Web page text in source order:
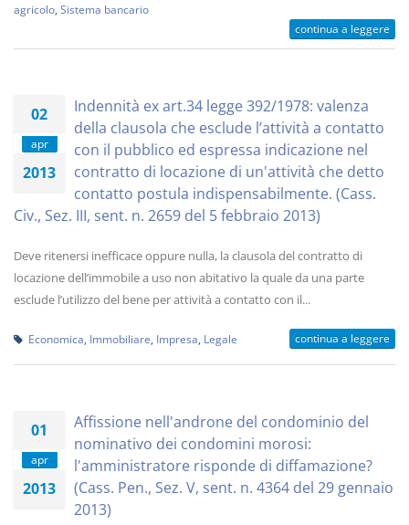
agricolo Sistema bancario
continua a leggere
02
apr
2013
Indennità ex art.34 legge 392/1978: valenza
della clausola che esclude l’attività a contatto
con il pubblico ed espressa indicazione nel
contratto di locazione di un'attività che detto
contatto postula indispensabilmente. (Cass.
Civ., Sez. III, sent. n. 2659 del 5 febbraio 2013)
Deve ritenersi inefficace oppure nulla, la clausola del contratto di
locazione dell’immobile a uso non abitativo la quale da una parte
esclude l’utilizzo del bene per attività a contatto con il...
Economica Immobiliare Impresa Legale continua a leggere
01
apr
2013
Affissione nell'androne del condominio del
nominativo dei condomini morosi:
l'amministratore risponde di diffamazione?
(Cass. Pen., Sez. V, sent. n. 4364 del 29 gennaio
2013)